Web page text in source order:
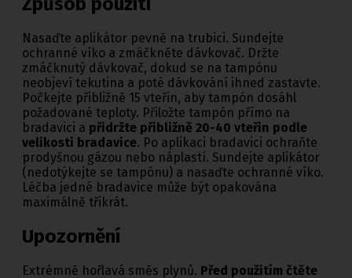
Nasaďte aplikátor pevně na trubici. Sundejte
ochranné víko a zmáčkněte dávkovač. Držte
zmáčknutý dávkovač, dokud se na tampónu
neobjeví tekutina a poté dávkování ihned zastavte.
Počkejte přibližně 15 vteřin, aby tampón dosáhl
požadované teploty. Přiložte tampón přímo na
bradavici a přidržte přibližně 20-40 vteřin podle
velikosti bradavice. Po aplikaci bradavici ochraňte
prodyšnou gázou nebo náplastí. Sundejte aplikátor
(nedotýkejte se tampónu) a nasaďte ochranné víko.
Léčba jedné bradavice může být opakována
maximálně třikrát.
Upozornění
Extrémně hořlavá směs plynů. Před použitím čtěte